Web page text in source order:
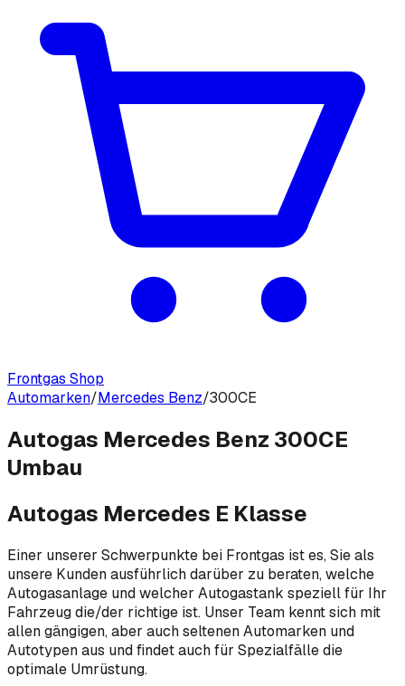
Frontgas Shop
Automarken/Mercedes Benz/300CE
Autogas Mercedes Benz 300CE
Umbau
Autogas Mercedes E Klasse
Einer unserer Schwerpunkte bei Frontgas ist es, Sie als
unsere Kunden ausführlich darüber zu beraten, welche
Autogasanlage und welcher Autogastank speziell für Ihr
Fahrzeug die/der richtige ist. Unser Team kennt sich mit
allen gängigen, aber auch seltenen Automarken und
Autotypen aus und findet auch für Spezialfälle die
optimale Umrüstung.